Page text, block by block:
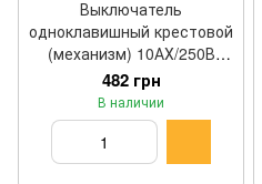
Выключатель
одноклавишный крестовой
(механизм) 10АХ/250В
3037 Berker WDE3037
482 грн
В наличии